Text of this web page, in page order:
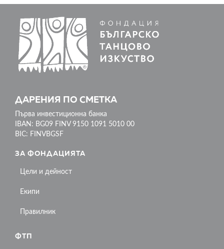
ДАРЕНИЯ ПО СМЕТКА
Първа инвестиционна банка
IBAN: BG09 FINV 9150 1091 5010 00
BIC: FINVBGSF
ЗА ФОНДАЦИЯТА
Цели и дейност
Екипи
Правилник
ФТП